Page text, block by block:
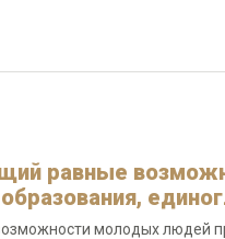
равные
молодых людей